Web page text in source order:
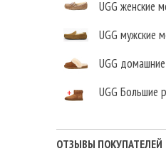
UGG женские
UGG мужские
UGG домашние
UGG Большие
ОТЗЫВЫ ПОКУПАТЕЛЕЙ